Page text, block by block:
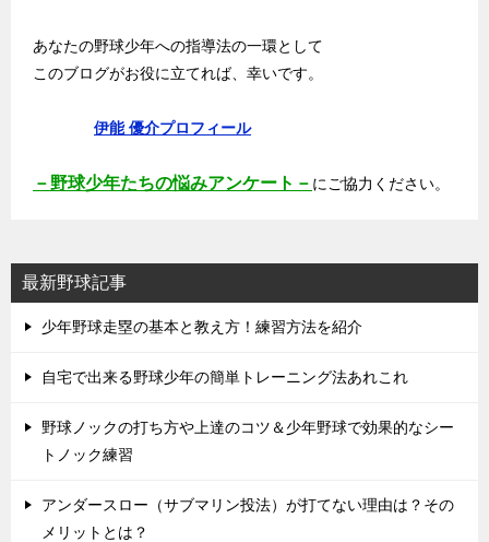
あなたの野球少年への指導法の一環として
このブログがお役に立てれば、幸いです。
伊能 優介プロフィール
－野球少年たちの悩みアンケート－ にご協力ください。
最新野球記事
少年野球走塁の基本と教え方！練習方法を紹介
自宅で出来る野球少年の簡単トレーニング法あれこれ
野球ノックの打ち方や上達のコツ＆少年野球で効果的なシー
トノック練習
アンダースロー（サブマリン投法）が打てない理由は？その
メリットとは？